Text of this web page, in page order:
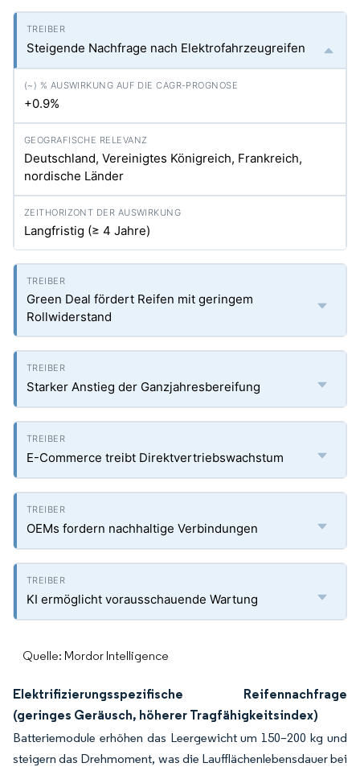
Steigende Nachfrage nach Elektrofahrzeugreifen
+0.9%
Deutschland, Vereinigtes Königreich, Frankreich,
nordische Länder
Langfristig (≥ 4 Jahre)
Green Deal fördert Reifen mit geringem
Rollwiderstand
Starker Anstieg der Ganzjahresbereifung
E-Commerce treibt Direktvertriebswachstum
OEMs fordern nachhaltige Verbindungen
KI ermöglicht vorausschauende Wartung
Quelle: Mordor Intelligence
Elektrifizierungsspezifische Reifennachfrage
(geringes Geräusch, höherer Tragfähigkeitsindex)
Batteriemodule erhöhen das Leergewicht um 150–200 kg und
steigern das Drehmoment, was die Laufflächenlebensdauer bei